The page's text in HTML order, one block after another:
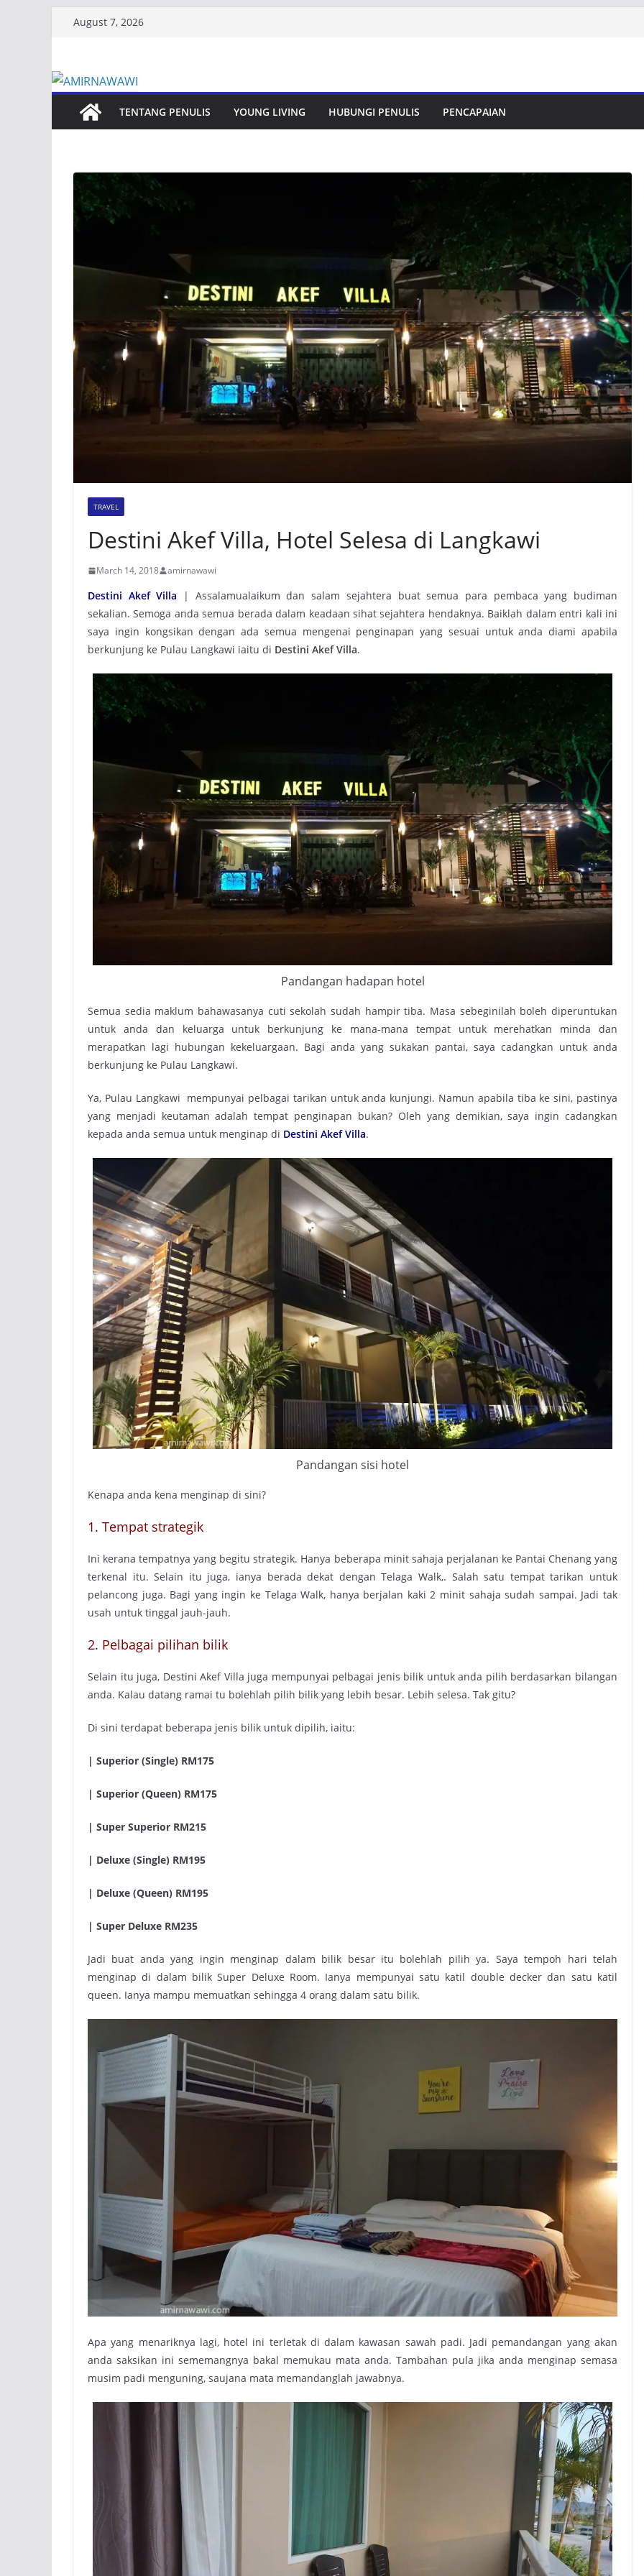
August 7, 2026
TENTANG PENULIS YOUNG LIVING HUBUNGI PENULIS PENCAPAIAN
TRAVEL
Destini Akef Villa, Hotel Selesa di Langkawi
March 14, 2018 amirnawawi
Destini Akef Villa
| Assalamualaikum dan salam sejahtera buat semua para pembaca yang budiman
sekalian. Semoga anda semua berada dalam keadaan sihat sejahtera hendaknya. Baiklah dalam entri kali ini
saya ingin kongsikan dengan ada semua mengenai penginapan yang sesuai untuk anda diami apabila
berkunjung ke Pulau Langkawi iaitu di Destini Akef Villa.
Pandangan hadapan hotel
Semua sedia maklum bahawasanya cuti sekolah sudah hampir tiba. Masa sebeginilah boleh diperuntukan
untuk anda dan keluarga untuk berkunjung ke mana-mana tempat untuk merehatkan minda dan
merapatkan lagi hubungan kekeluargaan. Bagi anda yang sukakan pantai, saya cadangkan untuk anda
berkunjung ke Pulau Langkawi.
Ya, Pulau Langkawi mempunyai pelbagai tarikan untuk anda kunjungi. Namun apabila tiba ke sini, pastinya
yang menjadi keutaman adalah tempat penginapan bukan? Oleh yang demikian, saya ingin cadangkan
kepada anda semua untuk menginap di Destini Akef Villa.
Pandangan sisi hotel
Kenapa anda kena menginap di sini?
1. Tempat strategik
Ini kerana tempatnya yang begitu strategik. Hanya beberapa minit sahaja perjalanan ke Pantai Chenang yang
terkenal itu. Selain itu juga, ianya berada dekat dengan Telaga Walk,. Salah satu tempat tarikan untuk
pelancong juga. Bagi yang ingin ke Telaga Walk, hanya berjalan kaki 2 minit sahaja sudah sampai. Jadi tak
usah untuk tinggal jauh-jauh.
2. Pelbagai pilihan bilik
Selain itu juga, Destini Akef Villa juga mempunyai pelbagai jenis bilik untuk anda pilih berdasarkan bilangan
anda. Kalau datang ramai tu bolehlah pilih bilik yang lebih besar. Lebih selesa. Tak gitu?
Di sini terdapat beberapa jenis bilik untuk dipilih, iaitu:
| Superior (Single) RM175
| Superior (Queen) RM175
| Super Superior RM215
| Deluxe (Single) RM195
| Deluxe (Queen) RM195
| Super Deluxe RM235
Jadi buat anda yang ingin menginap dalam bilik besar itu bolehlah pilih ya. Saya tempoh hari telah
menginap di dalam bilik Super Deluxe Room. Ianya mempunyai satu katil double decker dan satu katil
queen. Ianya mampu memuatkan sehingga 4 orang dalam satu bilik.
Apa yang menariknya lagi, hotel ini terletak di dalam kawasan sawah padi. Jadi pemandangan yang akan
anda saksikan ini sememangnya bakal memukau mata anda. Tambahan pula jika anda menginap semasa
musim padi menguning, saujana mata memandanglah jawabnya.